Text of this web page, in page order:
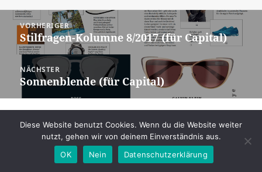
Beitragsnavigation
VORHERIGER
Vorheriger
Beitrag:
Stilfragen-Kolumne 8/2017 (für Capital)
NÄCHSTER
Nächster
Beitrag:
Sonnenblende (für Capital)
Diese Website benutzt Cookies. Wenn du die Website weiter
nutzt, gehen wir von deinem Einverständnis aus.
OK
Nein Datenschutzerklärung